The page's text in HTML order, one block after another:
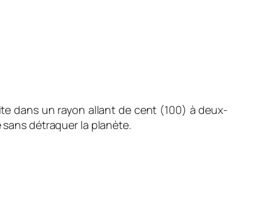
dans un rayon allant de cent (100) à deux-
détraquer la planète.